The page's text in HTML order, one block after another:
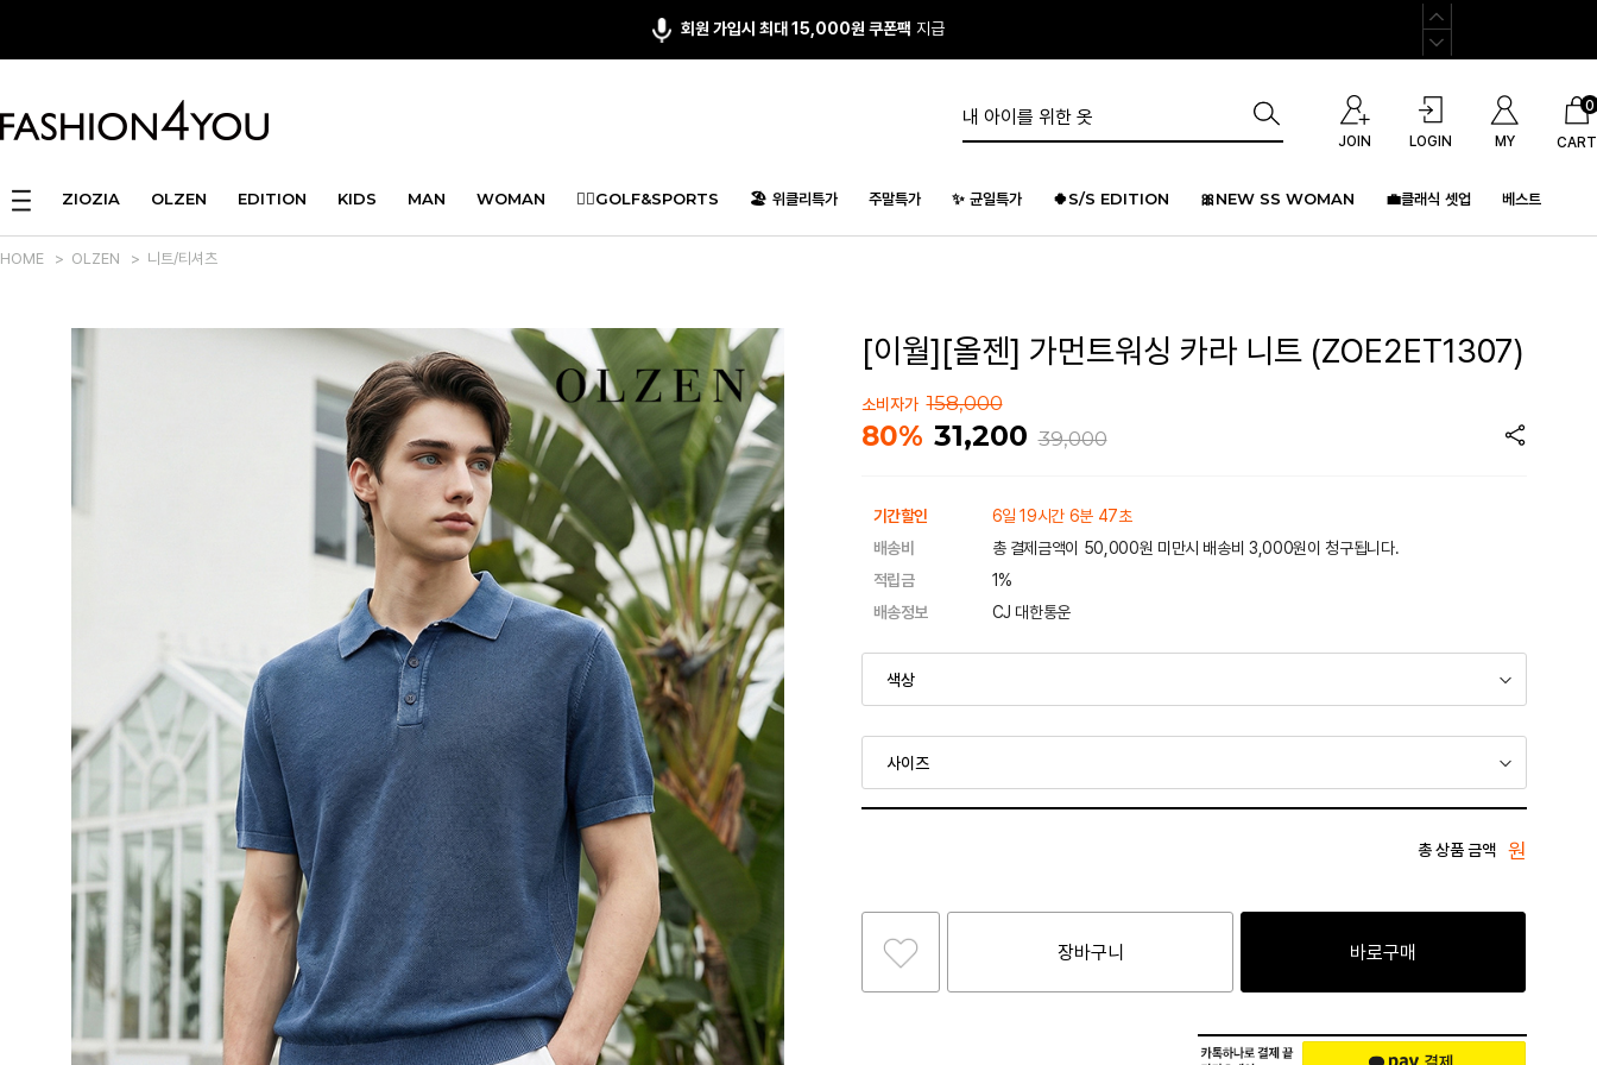
앱다운 3,000원쿠폰 증정
JOIN LOGIN MY CART
0
ZIOZIA OLZEN EDITION KIDS MAN WOMAN 🏌️‍♂️GOLF&SPORTS 🏖️ 위클리특가 주말특가 ✨ 균일특가 🍀S/S EDITION 🎀NEW SS WOMAN 💼클래식 셋업 베스트
HOME > OLZEN > 니트/티셔츠
[이월][올젠] 가먼트워싱 카라 니트 (ZOE2ET1307)
소비자가 158,000
80% 31,200 39,000
기간할인
6일 19시간 6분 47초
배송비
총 결제금액이 50,000원 미만시 배송비 3,000원이 청구됩니다.
적립금
1%
배송정보
CJ 대한통운
총 상품 금액 원
장바구니 바로구매